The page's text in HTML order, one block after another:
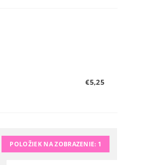
€5,25
POLOŽIEK NA ZOBRAZENIE: 1